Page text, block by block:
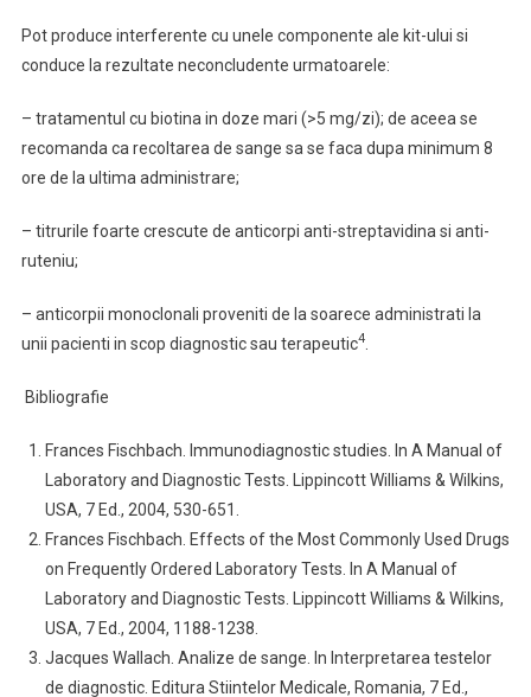
Pot produce interferente cu unele componente ale kit-ului si
conduce la rezultate neconcludente urmatoarele:
– tratamentul cu biotina in doze mari (>5 mg/zi); de aceea se
recomanda ca recoltarea de sange sa se faca dupa minimum 8
ore de la ultima administrare;
– titrurile foarte crescute de anticorpi anti-streptavidina si anti-
ruteniu;
– anticorpii monoclonali proveniti de la soarece administrati la
unii pacienti in scop diagnostic sau terapeutic4.
Bibliografie
Frances Fischbach. Immunodiagnostic studies. In A Manual of
Laboratory and Diagnostic Tests. Lippincott Williams & Wilkins,
USA, 7 Ed., 2004, 530-651.
Frances Fischbach. Effects of the Most Commonly Used Drugs
on Frequently Ordered Laboratory Tests. In A Manual of
Laboratory and Diagnostic Tests. Lippincott Williams & Wilkins,
USA, 7 Ed., 2004, 1188-1238.
Jacques Wallach. Analize de sange. In Interpretarea testelor
de diagnostic. Editura Stiintelor Medicale, Romania, 7 Ed.,